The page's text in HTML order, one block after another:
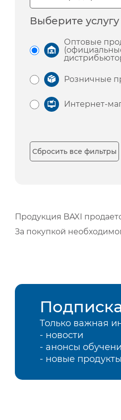
Выберите услугу
Оптовые
Розничные
Интернет-
Сбросить все фильтры
Продукция BAXI
За покупкой
Только важная
- новости
- анонсы
- новые продукты